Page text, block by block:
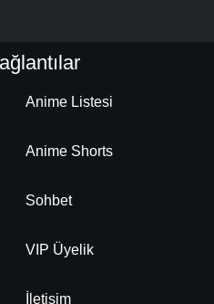
Anime Listesi
Anime Shorts
Sohbet
VIP Üyelik
İletişim